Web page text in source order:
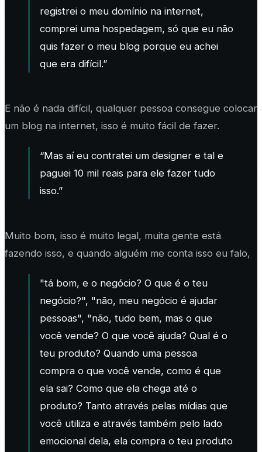
registrei o meu domínio na internet,
comprei uma hospedagem, só que eu não
quis fazer o meu blog porque eu achei
que era difícil.”
E não é nada difícil, qualquer pessoa consegue colocar
um blog na internet, isso é muito fácil de fazer.
“Mas aí eu contratei um designer e tal e
paguei 10 mil reais para ele fazer tudo
isso.”
Muito bom, isso é muito legal, muita gente está
fazendo isso, e quando alguém me conta isso eu falo,
"tá bom, e o negócio? O que é o teu
negócio?", "não, meu negócio é ajudar
pessoas", "não, tudo bem, mas o que
você vende? O que você ajuda? Qual é o
teu produto? Quando uma pessoa
compra o que você vende, como é que
ela sai? Como que ela chega até o
produto? Tanto através pelas mídias que
você utiliza e através também pelo lado
emocional dela, ela compra o teu produto